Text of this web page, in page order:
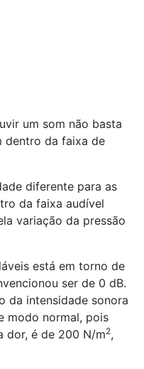
um som não basta
dentro da faixa de
diferente para as
da faixa audível
variação da pressão
está em torno de
ser de 0 dB.
da intensidade sonora
modo normal, pois
dor, é de 200 N/m2,